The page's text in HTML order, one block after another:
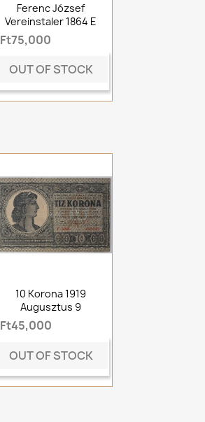
Ferenc József
Vereinstaler 1864 E
Ft75,000
OUT OF STOCK
10 Korona 1919
Augusztus 9
Ft45,000
OUT OF STOCK